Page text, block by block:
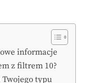
informacje
z filtrem 10?
typu